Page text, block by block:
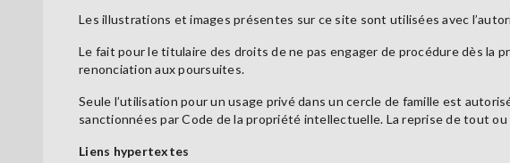
Les illustrations et images présentes sur ce site sont utilisées avec
Le fait pour le titulaire des droits de ne pas engager de procédure dès
renonciation aux poursuites.
Seule l’utilisation pour un usage privé dans un cercle de famille est
sanctionnées par Code de la propriété intellectuelle. La reprise de tout
Liens hypertextes